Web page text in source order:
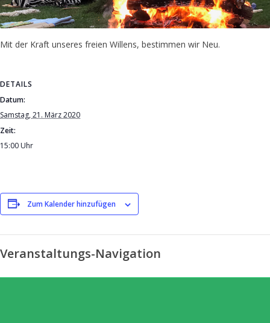
Mit der Kraft unseres freien Willens, bestimmen wir Neu.
DETAILS
Datum:
Samstag, 21. März 2020
Zeit:
15:00 Uhr
Zum Kalender hinzufügen
Veranstaltungs-Navigation